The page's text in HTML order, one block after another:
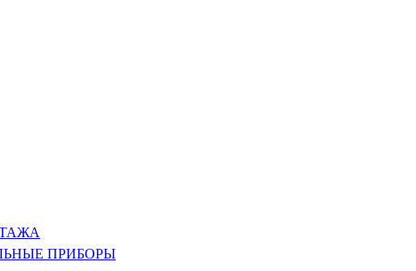
ПРИБОРЫ